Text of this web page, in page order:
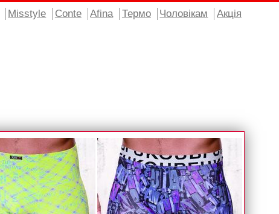
Misstyle Conte Afina Термо Чоловікам Акція